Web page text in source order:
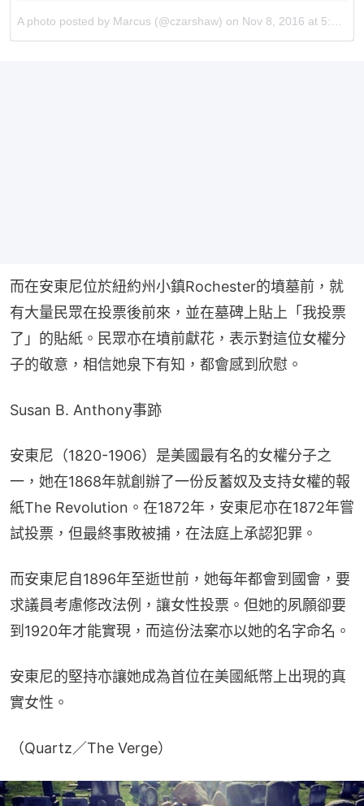
A photo posted by Marcus (@czarshaw) on Nov 8, 2016 at 5:43am PST
而在安東尼位於紐約州小鎮Rochester的墳墓前，就
有大量民眾在投票後前來，並在墓碑上貼上「我投票
了」的貼紙。民眾亦在墳前獻花，表示對這位女權分
子的敬意，相信她泉下有知，都會感到欣慰。
Susan B. Anthony事跡
安東尼（1820-1906）是美國最有名的女權分子之
一，她在1868年就創辦了一份反蓄奴及支持女權的報
紙The Revolution。在1872年，安東尼亦在1872年嘗
試投票，但最終事敗被捕，在法庭上承認犯罪。
而安東尼自1896年至逝世前，她每年都會到國會，要
求議員考慮修改法例，讓女性投票。但她的夙願卻要
到1920年才能實現，而這份法案亦以她的名字命名。
安東尼的堅持亦讓她成為首位在美國紙幣上出現的真
實女性。
（Quartz／The Verge）